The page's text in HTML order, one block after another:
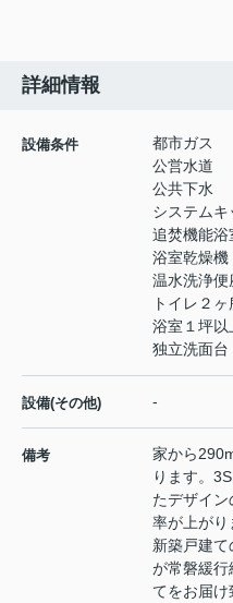
詳細情報
設備条件
都市ガス
公営水道
公共下水
システムキ
追焚機能浴
浴室乾燥機
温水洗浄便
トイレ２ヶ
浴室１坪以
独立洗面台
設備(その他) -
備考
家から
ります。
たデザイ
率が上がり
新築戸建
が常磐緩行
てをお届